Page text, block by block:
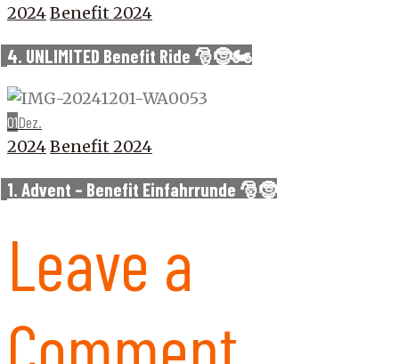
2024Benefit 2024
4. UNLIMITED Benefit Ride 🎅🤶🏍️
01Dez.
2024Benefit 2024
1. Advent – Benefit Einfahrrunde 🎅🤶
Leave a